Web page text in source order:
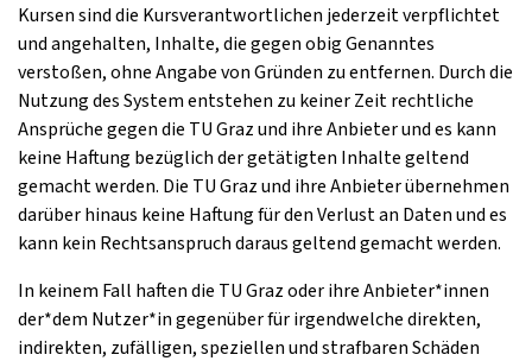
Kursen sind die Kursverantwortlichen jederzeit verpflichtet
und angehalten, Inhalte, die gegen obig Genanntes
verstoßen, ohne Angabe von Gründen zu entfernen. Durch die
Nutzung des System entstehen zu keiner Zeit rechtliche
Ansprüche gegen die TU Graz und ihre Anbieter und es kann
keine Haftung bezüglich der getätigten Inhalte geltend
gemacht werden. Die TU Graz und ihre Anbieter übernehmen
darüber hinaus keine Haftung für den Verlust an Daten und es
kann kein Rechtsanspruch daraus geltend gemacht werden.
In keinem Fall haften die TU Graz oder ihre Anbieter*innen
der*dem Nutzer*in gegenüber für irgendwelche direkten,
indirekten, zufälligen, speziellen und strafbaren Schäden